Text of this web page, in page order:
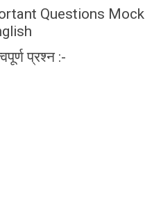
Questions Mock
प्रश्न :-